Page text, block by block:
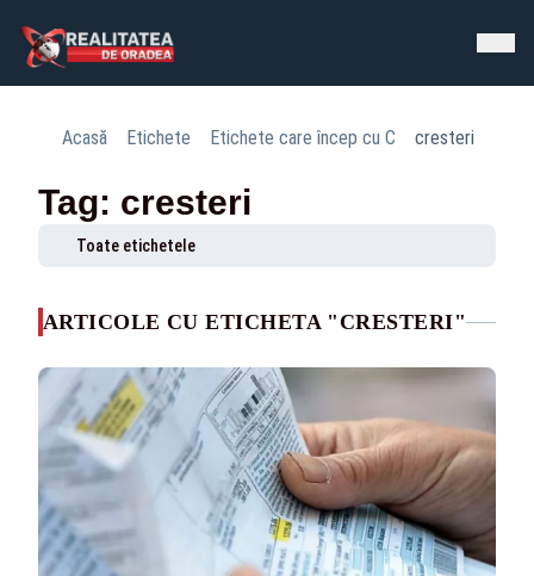
Acasă Etichete Etichete care încep cu C cresteri
Tag: cresteri
Toate etichetele
ARTICOLE CU ETICHETA "CRESTERI"